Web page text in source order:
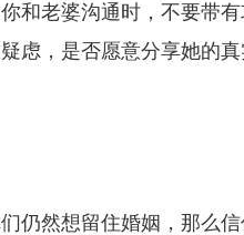
和老婆沟通时，不要带
虑，是否愿意分享她的
仍然想留住婚姻，那么